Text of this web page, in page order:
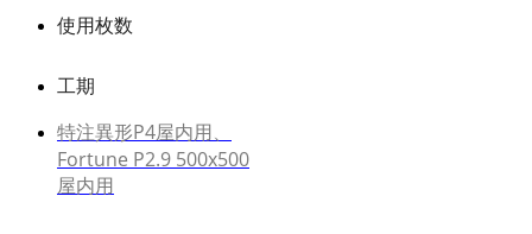
使用枚数
工期
特注異形P4屋内用、
Fortune P2.9 500x500
屋内用